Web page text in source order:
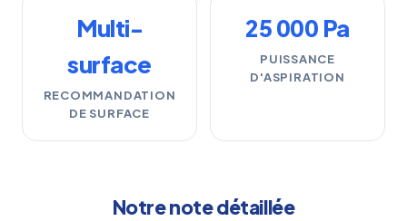
Multi-
surface
RECOMMANDATION
DE SURFACE
25 000 Pa
PUISSANCE
D'ASPIRATION
Notre note détaillée